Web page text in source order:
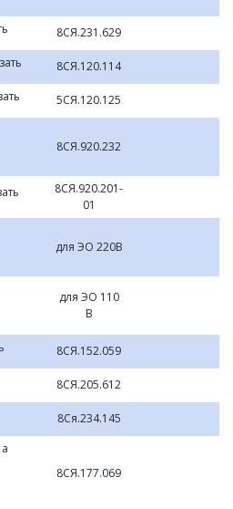
8СЯ.231.629
8СЯ.120.114
5СЯ.120.125
8СЯ.920.232
8СЯ.920.201-
01
для ЭО 220В
для ЭО 110
В
8СЯ.152.059
8СЯ.205.612
8Ся.234.145
8СЯ.177.069